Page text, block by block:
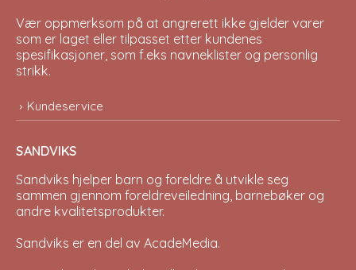
Vær oppmerksom på at angrerett ikke gjelder varer
som er laget eller tilpasset etter kundenes
spesifikasjoner, som f.eks navneklister og personlig
strikk.
Kundeservice
SANDVIKS
Sandviks hjelper barn og foreldre å utvikle seg
sammen gjennom foreldreveiledning, barnebøker og
andre kvalitetsprodukter.
Sandviks er en del av AcadeMedia.